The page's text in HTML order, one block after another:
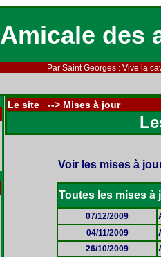
Amicale des
Par Saint Georges : Vive la
Le site --> Mises à jour
Voir les mises à
Toutes les mises à
07/12/2009
04/11/2009
26/10/2009